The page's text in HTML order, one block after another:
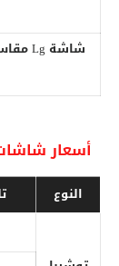
أسعار
النوع